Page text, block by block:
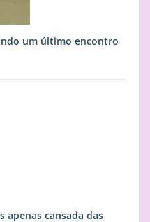
um último encontro
apenas cansada das